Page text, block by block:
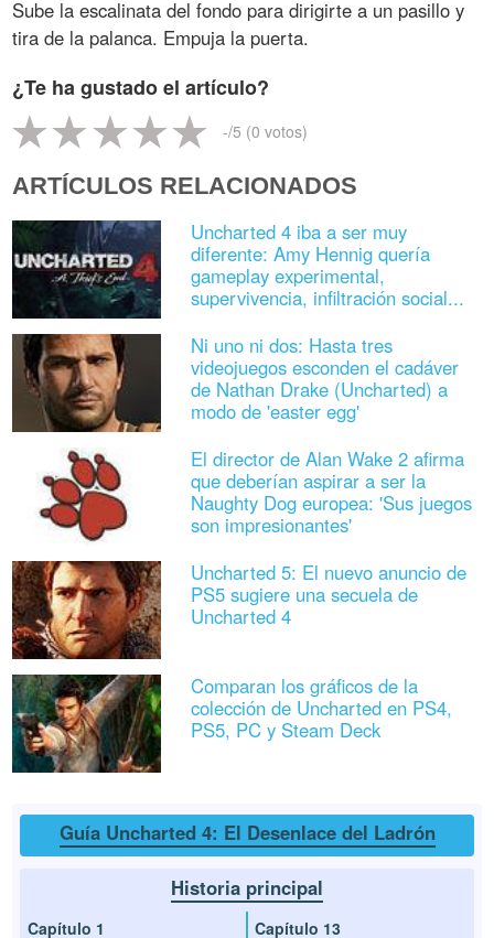
Sube la escalinata del fondo para dirigirte a un pasillo y
tira de la palanca. Empuja la puerta.
¿Te ha gustado el artículo?
-/5 (0 votos)
ARTÍCULOS RELACIONADOS
Uncharted 4 iba a ser muy
diferente: Amy Hennig quería
gameplay experimental,
supervivencia, infiltración social...
Ni uno ni dos: Hasta tres
videojuegos esconden el cadáver
de Nathan Drake (Uncharted) a
modo de 'easter egg'
El director de Alan Wake 2 afirma
que deberían aspirar a ser la
Naughty Dog europea: 'Sus juegos
son impresionantes'
Uncharted 5: El nuevo anuncio de
PS5 sugiere una secuela de
Uncharted 4
Comparan los gráficos de la
colección de Uncharted en PS4,
PS5, PC y Steam Deck
Guía Uncharted 4: El Desenlace del Ladrón
Historia principal
Capítulo 1
Capítulo 13